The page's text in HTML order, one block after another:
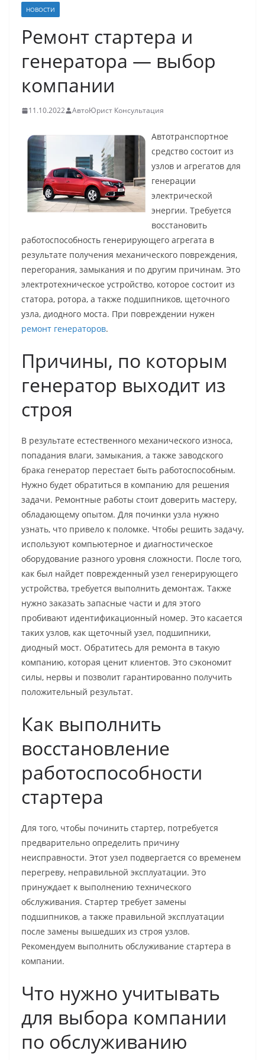
НОВОСТИ
Ремонт стартера и
генератора — выбор
компании
11.10.2022 АвтоЮрист Консультация
Автотранспортное
средство состоит из
узлов и агрегатов для
генерации
электрической
энергии. Требуется
восстановить
работоспособность генерирующего агрегата в
результате получения механического повреждения,
перегорания, замыкания и по другим причинам. Это
электротехническое устройство, которое состоит из
статора, ротора, а также подшипников, щеточного
узла, диодного моста. При повреждении нужен
ремонт генераторов.
Причины, по которым
генератор выходит из
строя
В результате естественного механического износа,
попадания влаги, замыкания, а также заводского
брака генератор перестает быть работоспособным.
Нужно будет обратиться в компанию для решения
задачи. Ремонтные работы стоит доверить мастеру,
обладающему опытом. Для починки узла нужно
узнать, что привело к поломке. Чтобы решить задачу,
используют компьютерное и диагностическое
оборудование разного уровня сложности. После того,
как был найдет поврежденный узел генерирующего
устройства, требуется выполнить демонтаж. Также
нужно заказать запасные части и для этого
пробивают идентификационный номер. Это касается
таких узлов, как щеточный узел, подшипники,
диодный мост. Обратитесь для ремонта в такую
компанию, которая ценит клиентов. Это сэкономит
силы, нервы и позволит гарантированно получить
положительный результат.
Как выполнить
восстановление
работоспособности
стартера
Для того, чтобы починить стартер, потребуется
предварительно определить причину
неисправности. Этот узел подвергается со временем
перегреву, неправильной эксплуатации. Это
принуждает к выполнению технического
обслуживания. Стартер требует замены
подшипников, а также правильной эксплуатации
после замены вышедших из строя узлов.
Рекомендуем выполнить обслуживание стартера в
компании.
Что нужно учитывать
для выбора компании
по обслуживанию